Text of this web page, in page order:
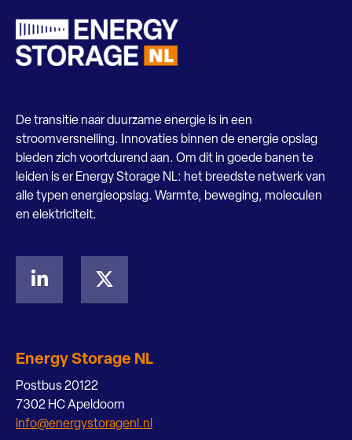
De transitie naar duurzame energie is in een
stroomversnelling. Innovaties binnen de energie opslag
bieden zich voortdurend aan. Om dit in goede banen te
leiden is er Energy Storage NL: het breedste netwerk van
alle typen energieopslag. Warmte, beweging, moleculen
en elektriciteit.
Energy Storage NL
Postbus 20122
7302 HC Apeldoorn
info@energystoragenl.nl